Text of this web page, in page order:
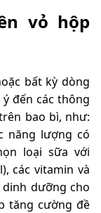
vỏ hộp
bất kỳ dòng
đến các thông
bao bì, như:
năng lượng có
loại sữa với
các vitamin và
dưỡng cho
tăng cường đề